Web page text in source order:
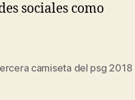
sociales como
camiseta del psg 2018